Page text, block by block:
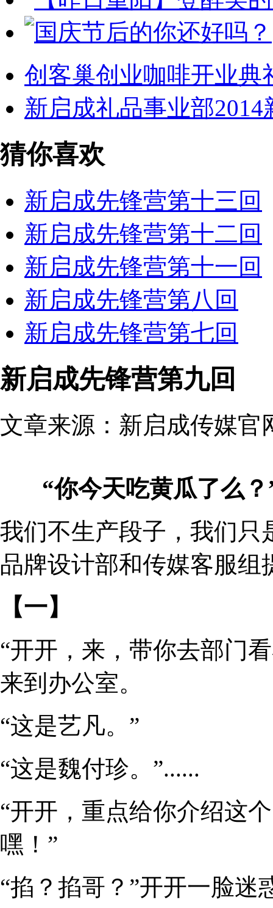
创客巢创业咖啡开业典
新启成礼品事业部
猜你喜欢
新启成先锋营第十三回
新启成先锋营第十二回
新启成先锋营第十一回
新启成先锋营第八回
新启成先锋营第七回
新启成先锋营第九回
文章来源：新启成传媒
“你今天吃黄瓜了么
我们不生产段子，我们只
品牌设计部和传媒客服组
【一】
“开开，来，带你去部门
来到办公室。
“这是艺凡。”
“这是魏付珍。”......
“开开，重点给你介绍这
嘿！”
“掐？掐哥？”开开一脸